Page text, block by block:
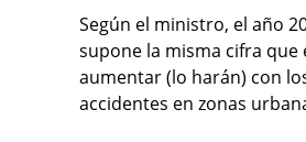
Según el ministro, el año
supone la misma cifra que
aumentar (lo harán) con
accidentes en zonas